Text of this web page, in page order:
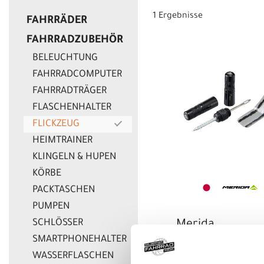
FAHRRÄDER
FAHRRADZUBEHÖR
BELEUCHTUNG
FAHRRADCOMPUTER
FAHRRADTRÄGER
FLASCHENHALTER
FLICKZEUG
HEIMTRAINER
KLINGELN & HUPEN
KÖRBE
PACKTASCHEN
PUMPEN
SCHLÖSSER
SMARTPHONEHALTER
WASSERFLASCHEN
1 Ergebnisse
Merida